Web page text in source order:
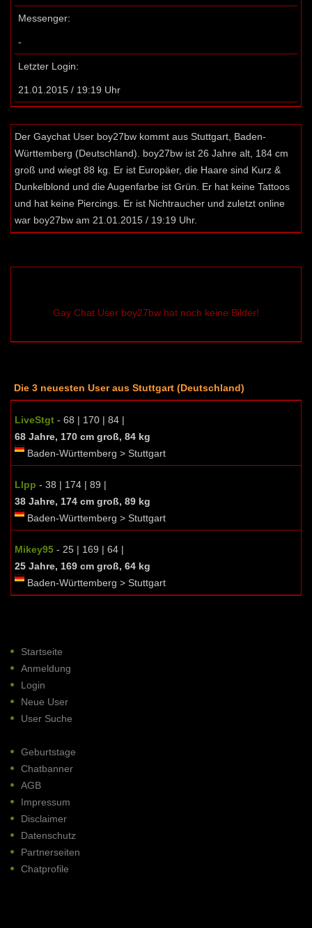
Messenger:
-
Letzter Login:
21.01.2015 / 19:19 Uhr
Der Gaychat User boy27bw kommt aus Stuttgart, Baden-
Württemberg (Deutschland). boy27bw ist 26 Jahre alt, 184 cm
groß und wiegt 88 kg. Er ist Europäer, die Haare sind Kurz &
Dunkelblond und die Augenfarbe ist Grün. Er hat keine Tattoos
und hat keine Piercings. Er ist Nichtraucher und zuletzt online
war boy27bw am 21.01.2015 / 19:19 Uhr.
Gay Chat User boy27bw hat noch keine Bilder!
Die 3 neuesten User aus Stuttgart (Deutschland)
LiveStgt - 68 | 170 | 84 |
68 Jahre, 170 cm groß, 84 kg
Baden-Württemberg > Stuttgart
Llpp - 38 | 174 | 89 |
38 Jahre, 174 cm groß, 89 kg
Baden-Württemberg > Stuttgart
Mikey95 - 25 | 169 | 64 |
25 Jahre, 169 cm groß, 64 kg
Baden-Württemberg > Stuttgart
Startseite
Anmeldung
Login
Neue User
User Suche
Geburtstage
Chatbanner
AGB
Impressum
Disclaimer
Datenschutz
Partnerseiten
Chatprofile